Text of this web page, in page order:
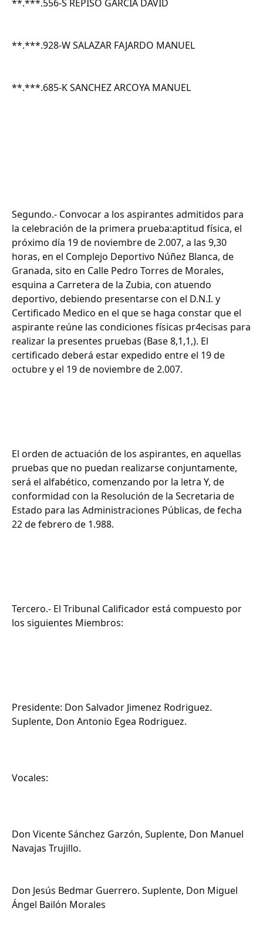
**.***.556-S REPISO GARCIA DAVID
**.***.928-W SALAZAR FAJARDO MANUEL
**.***.685-K SANCHEZ ARCOYA MANUEL
Segundo.- Convocar a los aspirantes admitidos para
la celebración de la primera prueba:aptitud física, el
próximo día 19 de noviembre de 2.007, a las 9,30
horas, en el Complejo Deportivo Núñez Blanca, de
Granada, sito en Calle Pedro Torres de Morales,
esquina a Carretera de la Zubia, con atuendo
deportivo, debiendo presentarse con el D.N.I. y
Certificado Medico en el que se haga constar que el
aspirante reúne las condiciones físicas pr4ecisas para
realizar la presentes pruebas (Base 8,1,1,). El
certificado deberá estar expedido entre el 19 de
octubre y el 19 de noviembre de 2.007.
El orden de actuación de los aspirantes, en aquellas
pruebas que no puedan realizarse conjuntamente,
será el alfabético, comenzando por la letra Y, de
conformidad con la Resolución de la Secretaria de
Estado para las Administraciones Públicas, de fecha
22 de febrero de 1.988.
Tercero.- El Tribunal Calificador está compuesto por
los siguientes Miembros:
Presidente: Don Salvador Jimenez Rodriguez.
Suplente, Don Antonio Egea Rodriguez.
Vocales:
Don Vicente Sánchez Garzón, Suplente, Don Manuel
Navajas Trujillo.
Don Jesús Bedmar Guerrero. Suplente, Don Miguel
Ángel Bailón Morales